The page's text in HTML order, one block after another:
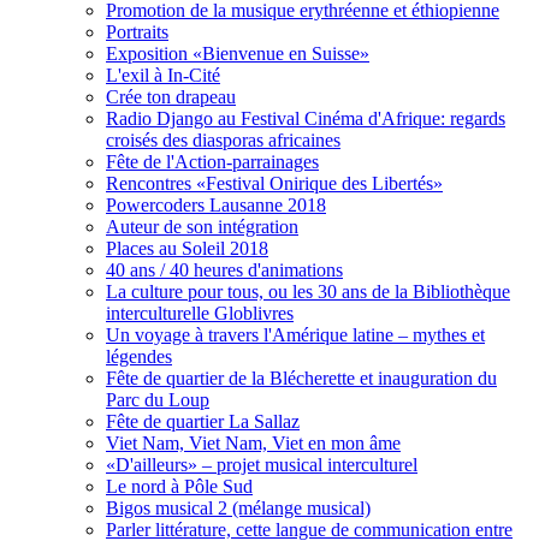
Promotion de la musique erythréenne et éthiopienne
Portraits
Exposition «Bienvenue en Suisse»
L'exil à In-Cité
Crée ton drapeau
Radio Django au Festival Cinéma d'Afrique: regards
croisés des diasporas africaines
Fête de l'Action-parrainages
Rencontres «Festival Onirique des Libertés»
Powercoders Lausanne 2018
Auteur de son intégration
Places au Soleil 2018
40 ans / 40 heures d'animations
La culture pour tous, ou les 30 ans de la Bibliothèque
interculturelle Globlivres
Un voyage à travers l'Amérique latine – mythes et
légendes
Fête de quartier de la Blécherette et inauguration du
Parc du Loup
Fête de quartier La Sallaz
Viet Nam, Viet Nam, Viet en mon âme
«D'ailleurs» – projet musical interculturel
Le nord à Pôle Sud
Bigos musical 2 (mélange musical)
Parler littérature, cette langue de communication entre